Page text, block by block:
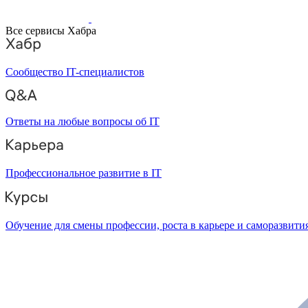
Все сервисы Хабра
Сообщество IT-специалистов
Ответы на любые вопросы об IT
Профессиональное развитие в IT
Обучение для смены профессии, роста в карьере и